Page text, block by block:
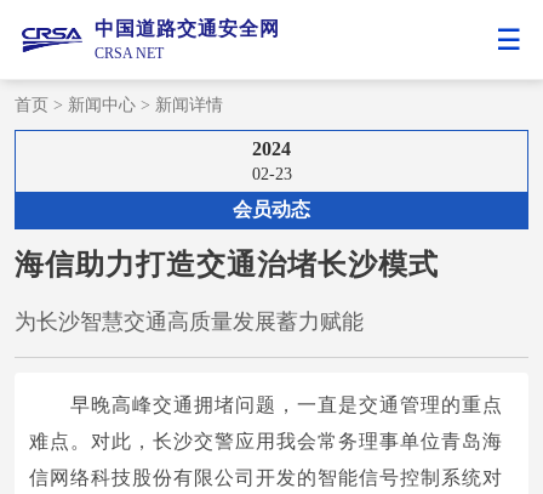
中国道路交通安全网
CRSA NET
首页 > 新闻中心 > 新闻详情
2024
02-23
会员动态
海信助力打造交通治堵长沙模式
为长沙智慧交通高质量发展蓄力赋能
早晚高峰交通拥堵问题，一直是交通管理的重点
难点。对此，长沙交警应用我会常务理事单位青岛海
信网络科技股份有限公司开发的智能信号控制系统对